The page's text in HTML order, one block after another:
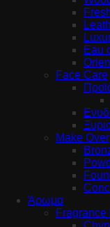
Eau
Face Care
Make Over
Άρωμα
Fragrance